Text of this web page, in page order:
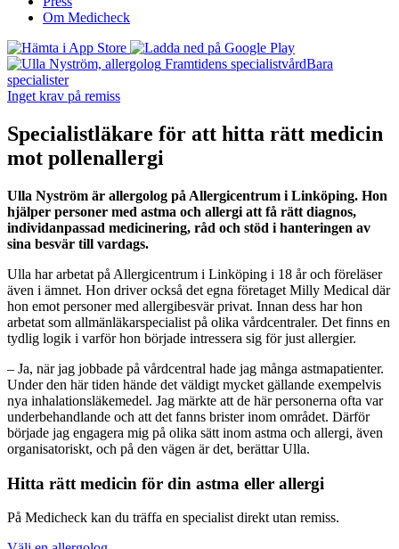
Om Medicheck
Framtidens specialistvårdBara
specialister
Inget krav på remiss
Specialistläkare för att hitta rätt medicin
mot pollenallergi
Ulla Nyström är allergolog på Allergicentrum i Linköping. Hon
hjälper personer med astma och allergi att få rätt diagnos,
individanpassad medicinering, råd och stöd i hanteringen av
sina besvär till vardags.
Ulla har arbetat på Allergicentrum i Linköping i 18 år och föreläser
även i ämnet. Hon driver också det egna företaget Milly Medical där
hon emot personer med allergibesvär privat. Innan dess har hon
arbetat som allmänläkarspecialist på olika vårdcentraler. Det finns en
tydlig logik i varför hon började intressera sig för just allergier.
– Ja, när jag jobbade på vårdcentral hade jag många astmapatienter.
Under den här tiden hände det väldigt mycket gällande exempelvis
nya inhalationsläkemedel. Jag märkte att de här personerna ofta var
underbehandlande och att det fanns brister inom området. Därför
började jag engagera mig på olika sätt inom astma och allergi, även
organisatoriskt, och på den vägen är det, berättar Ulla.
Hitta rätt medicin för din astma eller allergi
På Medicheck kan du träffa en specialist direkt utan remiss.